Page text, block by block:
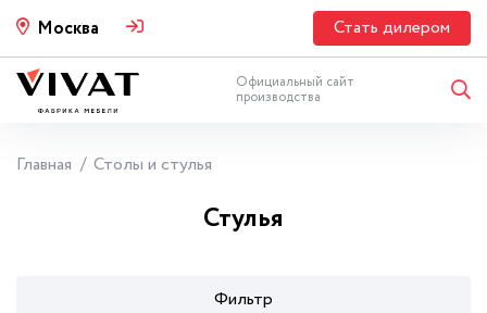
Москва Стать дилером
Официальный сайт
производства
Главная Столы и стулья
Стулья
Фильтр